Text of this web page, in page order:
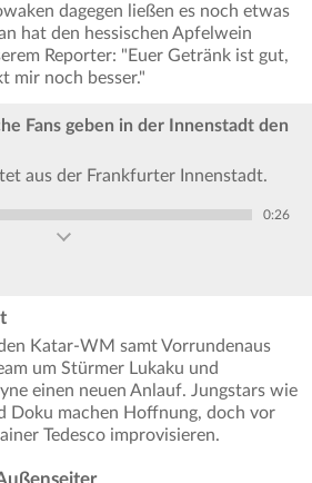
dagegen ließen es noch etwas
hat den hessischen Apfelwein
Reporter: "Euer Getränk ist gut,
mir noch besser."
Fans geben in der Innenstadt den
aus der Frankfurter Innenstadt.
0:26
Katar-WM samt Vorrundenaus
um Stürmer Lukaku und
einen neuen Anlauf. Jungstars wie
Doku machen Hoffnung, doch vor
Tedesco improvisieren.